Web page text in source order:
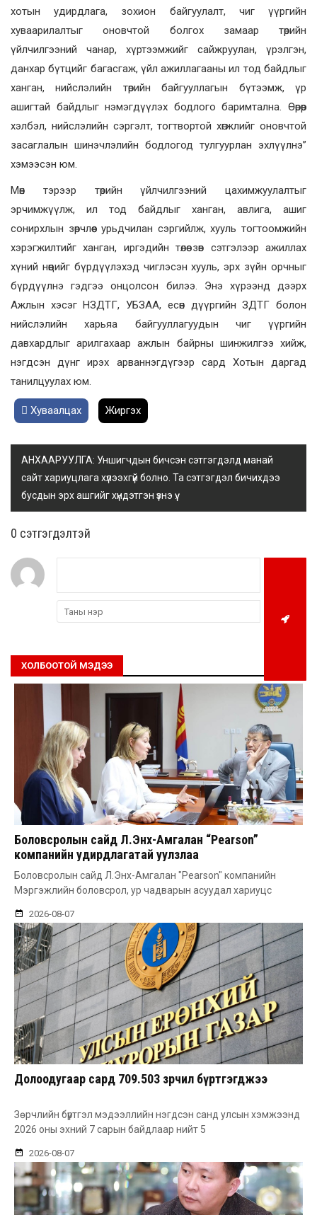
хотын удирдлага, зохион байгуулалт, чиг үүргийн
хуваарилалтыг оновчтой болгох замаар төрийн
үйлчилгээний чанар, хүртээмжийг сайжруулан, үрэлгэн,
данхар бүтцийг багасгаж, үйл ажиллагааны ил тод байдлыг
ханган, нийслэлийн төрийн байгууллагын бүтээмж, үр
ашигтай байдлыг нэмэгдүүлэх бодлого баримтална. Өөрөөр
хэлбэл, нийслэлийн сэргэлт, тогтвортой хөгжлийг оновчтой
засаглалын шинэчлэлийн бодлогод тулгуурлан эхлүүлнэ”
хэмээсэн юм.
Мөн тэрээр төрийн үйлчилгээний цахимжуулалтыг
эрчимжүүлж, ил тод байдлыг ханган, авлига, ашиг
сонирхлын зөрчлөөс урьдчилан сэргийлж, хууль тогтоомжийн
хэрэгжилтийг ханган, иргэдийн төлөө зөв сэтгэлээр ажиллах
хүний нөөцийг бүрдүүлэхэд чиглэсэн хууль, эрх зүйн орчныг
бүрдүүлнэ гэдгээ онцолсон билээ. Энэ хүрээнд дээрх
Ажлын хэсэг НЗДТГ, УБЗАА, есөн дүүргийн ЗДТГ болон
нийслэлийн харьяа байгууллагуудын чиг үүргийн
давхардлыг арилгахаар ажлын байрны шинжилгээ хийж,
нэгдсэн дүнг ирэх арваннэгдүгээр сард Хотын даргад
танилцуулах юм.
Хуваалцах Жиргэх
АНХААРУУЛГА: Уншигчдын бичсэн сэтгэгдэлд манай
сайт хариуцлага хүлээхгүй болно. Та сэтгэгдэл бичихдээ
бусдын эрх ашгийг хүндэтгэн үзнэ үү.
0 cэтгэгдэлтэй
ХОЛБООТОЙ МЭДЭЭ
Боловсролын сайд Л.Энх-Амгалан “Pearson”
компанийн удирдлагатай уулзлаа
Боловсролын сайд Л.Энх-Амгалан "Pearson" компанийн
Мэргэжлийн боловсрол, ур чадварын асуудал хариуцс
2026-08-07
Долоодугаар сард 709.503 зөрчил бүртгэгджээ
Зөрчлийн бүртгэл мэдээллийн нэгдсэн санд улсын хэмжээнд
2026 оны эхний 7 сарын байдлаар нийт 5
2026-08-07